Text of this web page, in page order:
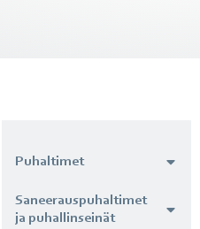
Puhaltimet
Saneerauspuhaltimet
ja puhallinseinät